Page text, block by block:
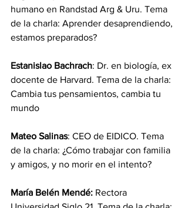
humano en Randstad Arg & Uru. Tema
de la charla: Aprender desaprendiendo,
estamos preparados?
Estanislao Bachrach: Dr. en biología, ex
docente de Harvard. Tema de la charla:
Cambia tus pensamientos, cambia tu
mundo
Mateo Salinas: CEO de EIDICO. Tema
de la charla: ¿Cómo trabajar con familia
y amigos, y no morir en el intento?
María Belén Mendé: Rectora